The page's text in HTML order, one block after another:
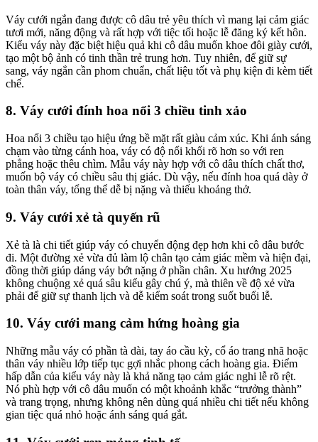
Váy cưới ngắn đang được cô dâu trẻ yêu thích vì mang lại cảm giác
tươi mới, năng động và rất hợp với tiệc tối hoặc lễ đăng ký kết hôn.
Kiểu váy này đặc biệt hiệu quả khi cô dâu muốn khoe đôi giày cưới,
tạo một bộ ảnh có tinh thần trẻ trung hơn. Tuy nhiên, để giữ sự
sang, váy ngắn cần phom chuẩn, chất liệu tốt và phụ kiện đi kèm tiết
chế.
8. Váy cưới đính hoa nổi 3 chiều tinh xảo
Hoa nổi 3 chiều tạo hiệu ứng bề mặt rất giàu cảm xúc. Khi ánh sáng
chạm vào từng cánh hoa, váy có độ nổi khối rõ hơn so với ren
phẳng hoặc thêu chìm. Mẫu váy này hợp với cô dâu thích chất thơ,
muốn bộ váy có chiều sâu thị giác. Dù vậy, nếu đính hoa quá dày ở
toàn thân váy, tổng thể dễ bị nặng và thiếu khoảng thở.
9. Váy cưới xẻ tà quyến rũ
Xẻ tà là chi tiết giúp váy có chuyển động đẹp hơn khi cô dâu bước
đi. Một đường xẻ vừa đủ làm lộ chân tạo cảm giác mềm và hiện đại,
đồng thời giúp dáng váy bớt nặng ở phần chân. Xu hướng 2025
không chuộng xẻ quá sâu kiểu gây chú ý, mà thiên về độ xẻ vừa
phải để giữ sự thanh lịch và dễ kiểm soát trong suốt buổi lễ.
10. Váy cưới mang cảm hứng hoàng gia
Những mẫu váy có phần tà dài, tay áo cầu kỳ, cổ áo trang nhã hoặc
thân váy nhiều lớp tiếp tục gợi nhắc phong cách hoàng gia. Điểm
hấp dẫn của kiểu váy này là khả năng tạo cảm giác nghi lễ rõ rệt.
Nó phù hợp với cô dâu muốn có một khoảnh khắc “trưởng thành”
và trang trọng, nhưng không nên dùng quá nhiều chi tiết nếu không
gian tiệc quá nhỏ hoặc ánh sáng quá gắt.